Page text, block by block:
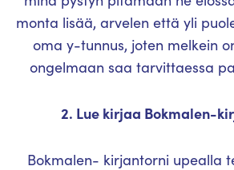
monta lisää, arvelen että yli
oma y-tunnus, joten melkein
ongelmaan saa tarvittaessa
2. Lue kirjaa Bokmalen-
Bokmalen- kirjantorni upealla